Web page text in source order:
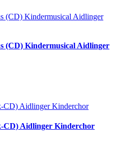
(CD) Kindermusical Aidlinger
CD) Aidlinger Kinderchor